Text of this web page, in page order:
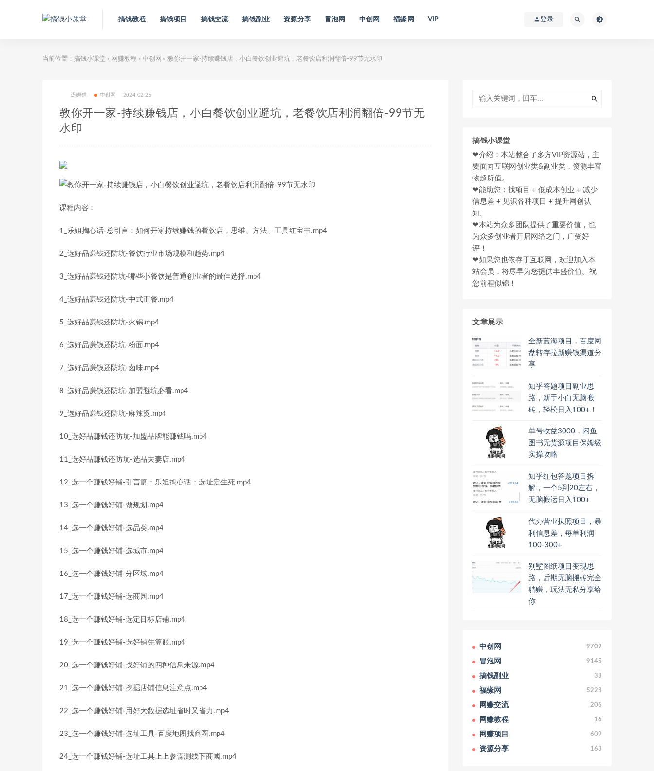
搞钱教程 搞钱项目 搞钱交流 搞钱副业 资源分享 冒泡网 中创网 福缘网 VIP 登录
当前位置： 搞钱小课堂 > 网赚教程 > 中创网 > 教你开一家-持续赚钱店，小白餐饮创业避坑，老餐饮店利润翻倍-99节无水印
汤姆猫 中创网 2024-02-25
教你开一家-持续赚钱店，小白餐饮创业避坑，老餐饮店利润翻倍-99节无
水印
课程内容：
1_乐姐掏心话-总引言：如何开家持续赚钱的餐饮店，思维、方法、工具红宝书.mp4
2_选好品赚钱还防坑-餐饮行业市场规模和趋势.mp4
3_选好品赚钱还防坑-哪些小餐饮是普通创业者的最佳选择.mp4
4_选好品赚钱还防坑-中式正餐.mp4
5_选好品赚钱还防坑-火锅.mp4
6_选好品赚钱还防坑-粉面.mp4
7_选好品赚钱还防坑-卤味.mp4
8_选好品赚钱还防坑-加盟避坑必看.mp4
9_选好品赚钱还防坑-麻辣烫.mp4
10_选好品赚钱还防坑-加盟品牌能赚钱吗.mp4
11_选好品赚钱还防坑-选品夫妻店.mp4
12_选一个赚钱好铺-引言篇：乐姐掏心话：选址定生死.mp4
13_选一个赚钱好铺-做规划.mp4
14_选一个赚钱好铺-选品类.mp4
15_选一个赚钱好铺-选城市.mp4
16_选一个赚钱好铺-分区域.mp4
17_选一个赚钱好铺-选商园.mp4
18_选一个赚钱好铺-选定目标店铺.mp4
19_选一个赚钱好铺-选好铺先算账.mp4
20_选一个赚钱好铺-找好铺的四种信息来源.mp4
21_选一个赚钱好铺-挖掘店铺信息注意点.mp4
22_选一个赚钱好铺-用好大数据选址省时又省力.mp4
23_选一个赚钱好铺-选址工具-百度地图找商圈.mp4
24_选一个赚钱好铺-选址工具上上参谋测线下商國.mp4
搞钱小课堂
❤介绍：本站整合了多方VIP资源站，主
要面向互联网创业类&副业类，资源丰富
物超所值。
❤能助您：找项目 + 低成本创业 + 减少
信息差 + 见识各种项目 + 提升网创认
知。
❤本站为众多团队提供了重要价值，也
为众多创业者开启网络之门，广受好
评！
❤如果您也依存于互联网，欢迎加入本
站会员，将尽早为您提供丰盛价值。祝
您前程似锦！
文章展示
全新蓝海项目，百度网
盘转存拉新赚钱渠道分
享
知乎答题项目副业思
路，新手小白无脑搬
砖，轻松日入100+！
单号收益3000，闲鱼
图书无货源项目保姆级
实操攻略
知乎红包答题项目拆
解，一个5到20左右，
无脑搬运日入100+
代办营业执照项目，暴
利信息差，每单利润
100-300+
别墅图纸项目变现思
路，后期无脑搬砖完全
躺赚，玩法无私分享给
你
中创网 9709
冒泡网 9145
搞钱副业 33
福缘网 5223
网赚交流 206
网赚教程 16
网赚项目 609
资源分享 163